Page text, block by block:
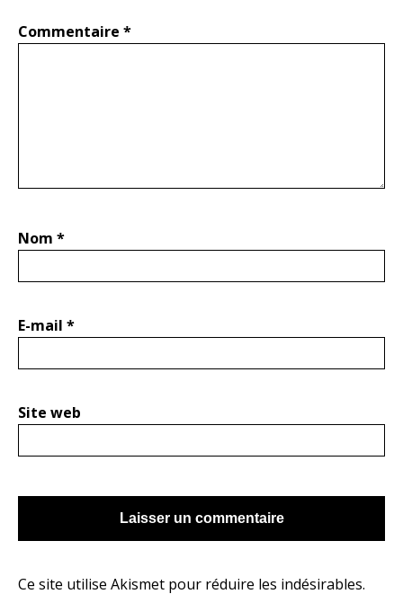
Commentaire *
Nom *
E-mail *
Site web
Ce site utilise Akismet pour réduire les indésirables.